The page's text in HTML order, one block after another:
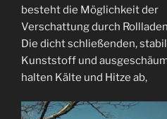
besteht die Möglichkeit der
Verschattung durch
Die dicht schließenden,
Kunststoff und
halten Kälte und Hitze ab,